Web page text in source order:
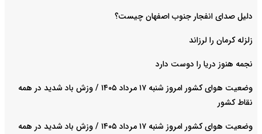
دلیل صدای انفجار جنوب اصفهان چیست؟
زلزله کرمان را لرزاند
نجمه هنوز دریا را دوست دارد
وضعیت هوای کشور امروز شنبه ۱۷ مرداد ۱۴۰۵ / وزش باد شدید در همه
نقاط کشور
وضعیت هوای کشور امروز شنبه ۱۷ مرداد ۱۴۰۵ / وزش باد شدید در همه